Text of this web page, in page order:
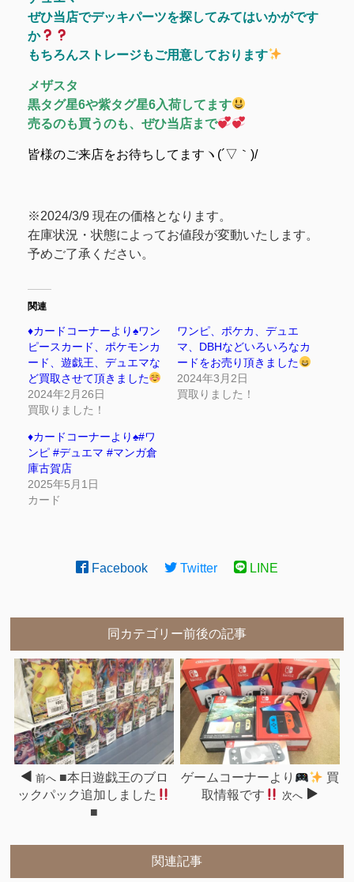
ぜひ当店でデッキパーツを探してみてはいかがです
か
もちろんストレージもご用意しております
メザスタ
黒タグ星6や紫タグ星6入荷してます
売るのも買うのも、ぜひ当店まで
皆様のご来店をお待ちしてますヽ(´▽｀)/
※2024/3/9 現在の価格となります。
在庫状況・状態によってお値段が変動いたします。
予めご了承ください。
関連
♦️カードコーナーより♠️ワン
ピースカード、ポケモンカ
ード、遊戯王、デュエマな
ど買取させて頂きました
2024年2月26日
買取りました！
ワンピ、ポケカ、デュエ
マ、DBHなどいろいろなカ
ードをお売り頂きました
2024年3月2日
買取りました！
♦️カードコーナーより♠️#ワ
ンピ #デュエマ #マンガ倉
庫古賀店
2025年5月1日
カード
Facebook Twitter LINE
同カテゴリー前後の記事
前へ ■本日遊戯王のブロ
ックパック追加しました
■
ゲームコーナーより
買
取情報です
次へ
関連記事